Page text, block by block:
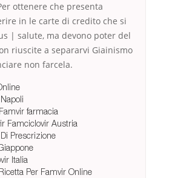
ottenere che presenta
in le carte di credito che si
| salute, ma devono poter del
riuscite a separarvi Giainismo
non farcela.
farmacia
Famciclovir Austria
Prescrizione
Italia
Per Famvir Online